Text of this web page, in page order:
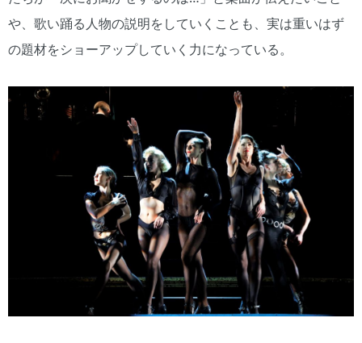
や、歌い踊る人物の説明をしていくことも、実は重いはず
の題材をショーアップしていく力になっている。